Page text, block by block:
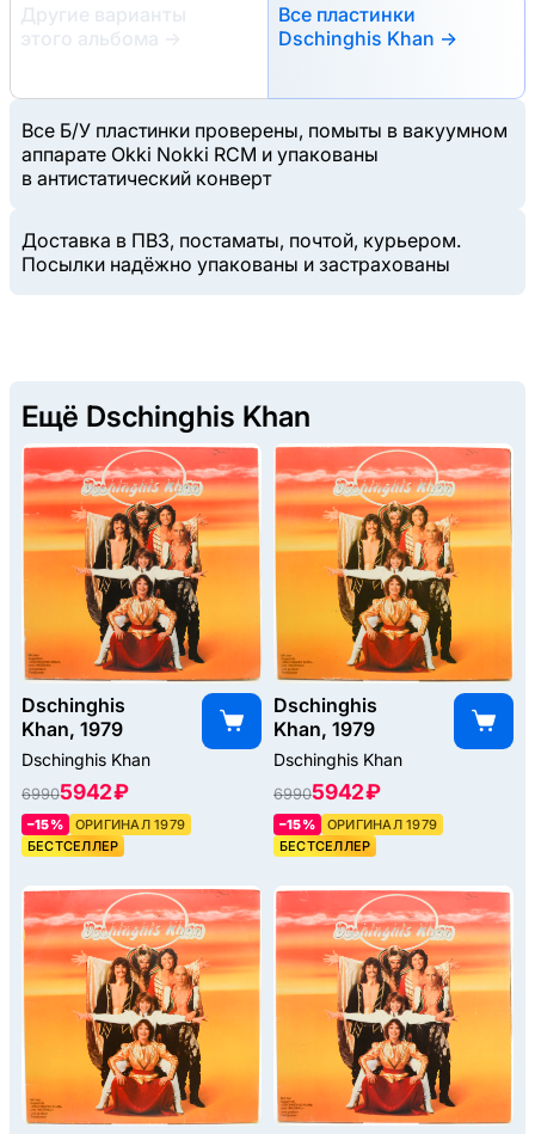
Другие варианты
этого альбома
→
Все пластинки
Dschinghis Khan →
Все Б/У пластинки проверены, помыты в вакуумном
аппарате Okki Nokki RCM и упакованы
в антистатический конверт
Доставка в ПВЗ, постаматы, почтой, курьером.
Посылки надёжно упакованы и застрахованы
Ещё Dschinghis Khan
Dschinghis
Khan, 1979
Dschinghis Khan
69905942 ₽
–15%
ОРИГИНАЛ 1979
БЕСТСЕЛЛЕР
Dschinghis
Khan, 1979
Dschinghis Khan
69905942 ₽
–15%
ОРИГИНАЛ 1979
БЕСТСЕЛЛЕР